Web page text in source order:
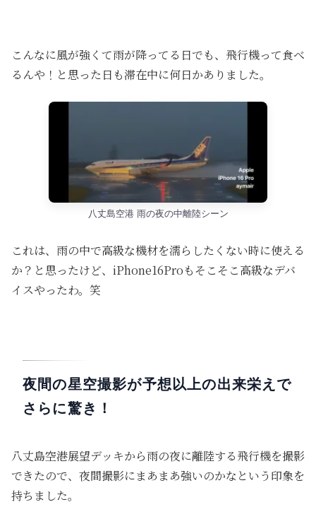
こんなに風が強くて雨が降ってる日でも、飛行機って食べ
るんや！と思った日も滞在中に何日かありました。
八丈島空港 雨の夜の中離陸シーン
これは、雨の中で高級な機材を濡らしたくない時に使える
か？と思ったけど、iPhone16Proもそこそこ高級なデバ
イスやったわ。笑
夜間の星空撮影が予想以上の出来栄えで
さらに驚き！
八丈島空港展望デッキから雨の夜に離陸する飛行機を撮影
できたので、夜間撮影にまあまあ強いのかなという印象を
持ちました。